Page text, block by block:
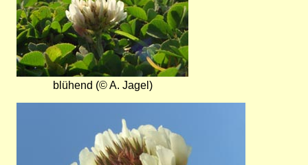
blühend (© A. Jagel)